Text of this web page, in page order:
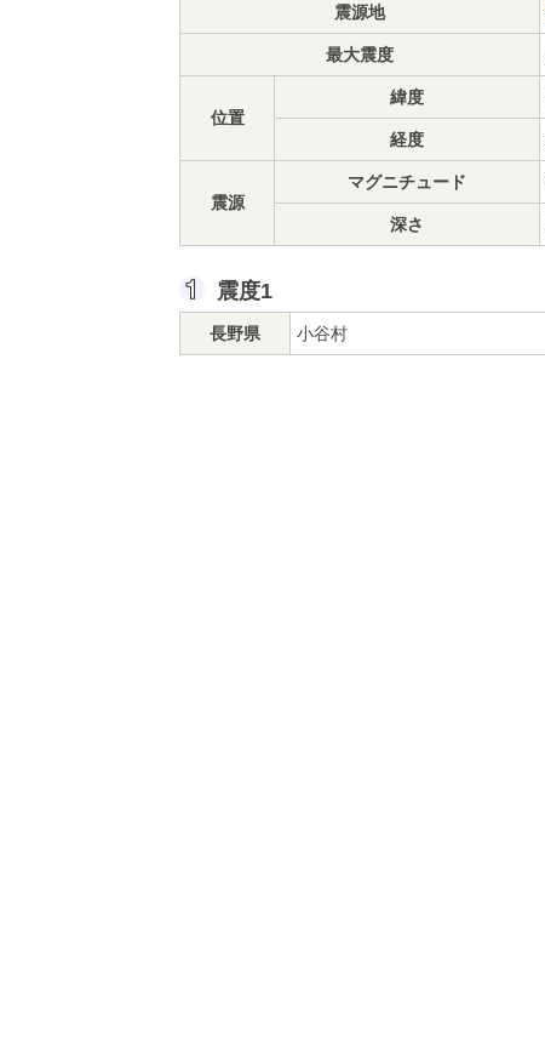
震源地
最大震度
位置
緯度
経度
震源
マグニチュード
深さ
震度1
長野県 小谷村